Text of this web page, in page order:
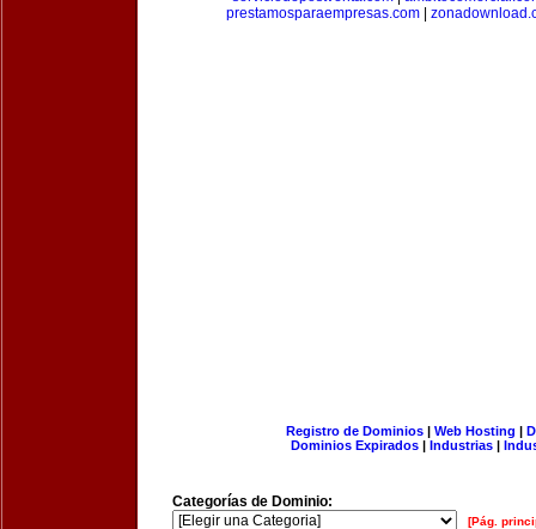
prestamosparaempresas.com
Registro de Dominios| Web Hosting |
Dominios Expirados | Industrias |
Categorías de Dominio:
[Pág.